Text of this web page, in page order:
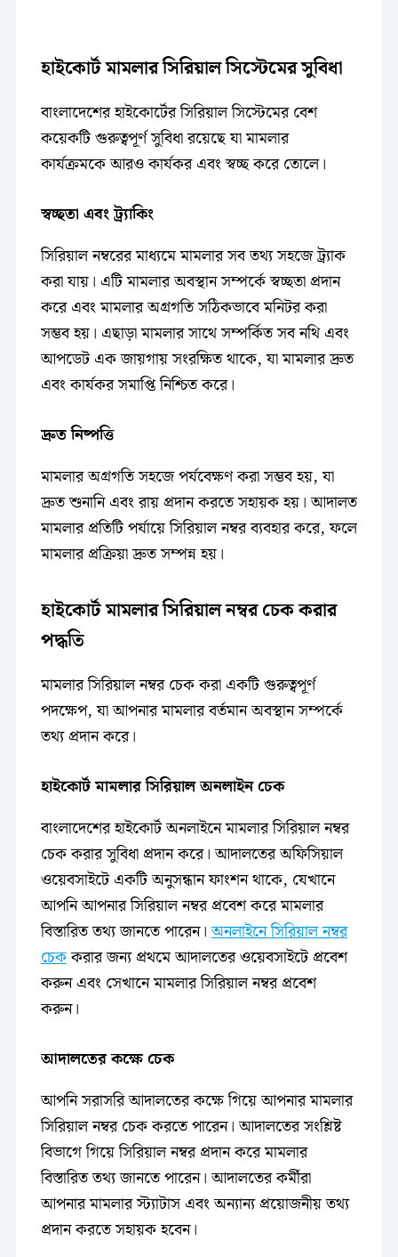
হাইকোর্ট মামলার সিরিয়াল সিস্টেমের সুবিধা
বাংলাদেশের হাইকোর্টের সিরিয়াল সিস্টেমের বেশ
কয়েকটি গুরুত্বপূর্ণ সুবিধা রয়েছে যা মামলার
কার্যক্রমকে আরও কার্যকর এবং স্বচ্ছ করে তোলে।
স্বচ্ছতা এবং ট্র্যাকিং
সিরিয়াল নম্বরের মাধ্যমে মামলার সব তথ্য সহজে ট্র্যাক
করা যায়। এটি মামলার অবস্থান সম্পর্কে স্বচ্ছতা প্রদান
করে এবং মামলার অগ্রগতি সঠিকভাবে মনিটর করা
সম্ভব হয়। এছাড়া মামলার সাথে সম্পর্কিত সব নথি এবং
আপডেট এক জায়গায় সংরক্ষিত থাকে, যা মামলার দ্রুত
এবং কার্যকর সমাপ্তি নিশ্চিত করে।
দ্রুত নিষ্পত্তি
মামলার অগ্রগতি সহজে পর্যবেক্ষণ করা সম্ভব হয়, যা
দ্রুত শুনানি এবং রায় প্রদান করতে সহায়ক হয়। আদালত
মামলার প্রতিটি পর্যায়ে সিরিয়াল নম্বর ব্যবহার করে, ফলে
মামলার প্রক্রিয়া দ্রুত সম্পন্ন হয়।
হাইকোর্ট মামলার সিরিয়াল নম্বর চেক করার
পদ্ধতি
মামলার সিরিয়াল নম্বর চেক করা একটি গুরুত্বপূর্ণ
পদক্ষেপ, যা আপনার মামলার বর্তমান অবস্থান সম্পর্কে
তথ্য প্রদান করে।
হাইকোর্ট মামলার সিরিয়াল অনলাইন চেক
বাংলাদেশের হাইকোর্ট অনলাইনে মামলার সিরিয়াল নম্বর
চেক করার সুবিধা প্রদান করে। আদালতের অফিসিয়াল
ওয়েবসাইটে একটি অনুসন্ধান ফাংশন থাকে, যেখানে
আপনি আপনার সিরিয়াল নম্বর প্রবেশ করে মামলার
বিস্তারিত তথ্য জানতে পারেন।অনলাইনে সিরিয়াল নম্বর
চেককরার জন্য প্রথমে আদালতের ওয়েবসাইটে প্রবেশ
করুন এবং সেখানে মামলার সিরিয়াল নম্বর প্রবেশ
করুন।
আদালতের কক্ষে চেক
আপনি সরাসরি আদালতের কক্ষে গিয়ে আপনার মামলার
সিরিয়াল নম্বর চেক করতে পারেন। আদালতের সংশ্লিষ্ট
বিভাগে গিয়ে সিরিয়াল নম্বর প্রদান করে মামলার
বিস্তারিত তথ্য জানতে পারেন। আদালতের কর্মীরা
আপনার মামলার স্ট্যাটাস এবং অন্যান্য প্রয়োজনীয় তথ্য
প্রদান করতে সহায়ক হবেন।